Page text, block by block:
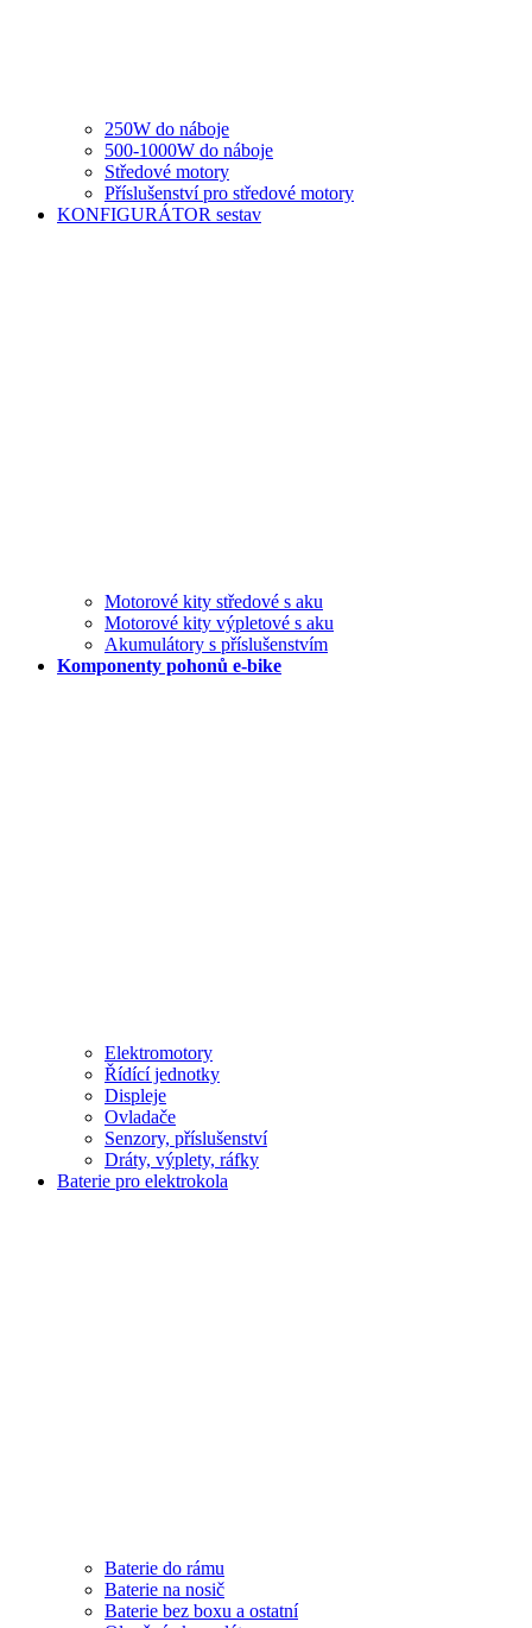
250W do náboje
500-1000W do náboje
Středové motory
Příslušenství pro středové motory
KONFIGURÁTOR sestav
Motorové kity středové s aku
Motorové kity výpletové s aku
Akumulátory s příslušenstvím
Komponenty pohonů e-bike
Elektromotory
Řídící jednotky
Displeje
Ovladače
Senzory, příslušenství
Dráty, výplety, ráfky
Baterie pro elektrokola
Baterie do rámu
Baterie na nosič
Baterie bez boxu a ostatní